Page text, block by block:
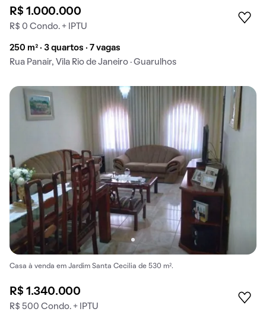
R$ 1.000.000
R$ 0 Condo. + IPTU
250 m² · 3 quartos · 7 vagas
Rua Panair, Vila Rio de Janeiro · Guarulhos
Casa à venda em Jardim Santa Cecilia de 530 m².
R$ 1.340.000
R$ 500 Condo. + IPTU